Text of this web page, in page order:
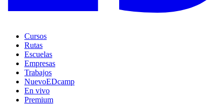
Cursos
Rutas
Escuelas
Empresas
Trabajos
NuevoEDcamp
En vivo
Premium